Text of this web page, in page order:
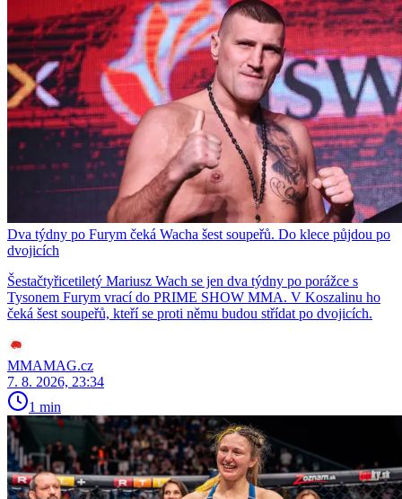
Dva týdny po Furym čeká Wacha šest soupeřů. Do klece půjdou po
dvojicích
Šestačtyřicetiletý Mariusz Wach se jen dva týdny po porážce s
Tysonem Furym vrací do PRIME SHOW MMA. V Koszalinu ho
čeká šest soupeřů, kteří se proti němu budou střídat po dvojicích.
MMAMAG.cz
7. 8. 2026, 23:34
1 min